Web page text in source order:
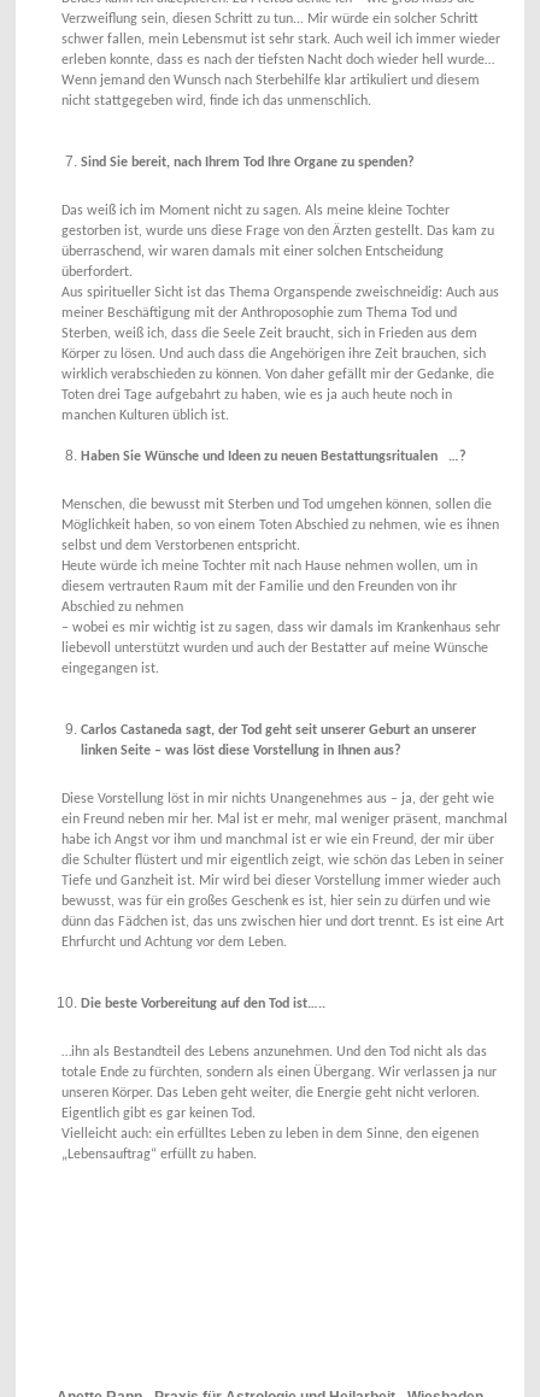
Verzweiflung sein, diesen Schritt zu tun... Mir würde ein solcher Schritt
schwer fallen, mein Lebensmut ist sehr stark. Auch weil ich immer wieder
erleben konnte, dass es nach der tiefsten Nacht doch wieder hell wurde…
Wenn jemand den Wunsch nach Sterbehilfe klar artikuliert und diesem
nicht stattgegeben wird, finde ich das unmenschlich.
Sind Sie bereit, nach Ihrem Tod Ihre Organe zu spenden?
Das weiß ich im Moment nicht zu sagen. Als meine kleine Tochter
gestorben ist, wurde uns diese Frage von den Ärzten gestellt. Das kam zu
überraschend, wir waren damals mit einer solchen Entscheidung
überfordert.
Aus spiritueller Sicht ist das Thema Organspende zweischneidig: Auch aus
meiner Beschäftigung mit der Anthroposophie zum Thema Tod und
Sterben, weiß ich, dass die Seele Zeit braucht, sich in Frieden aus dem
Körper zu lösen. Und auch dass die Angehörigen ihre Zeit brauchen, sich
wirklich verabschieden zu können. Von daher gefällt mir der Gedanke, die
Toten drei Tage aufgebahrt zu haben, wie es ja auch heute noch in
manchen Kulturen üblich ist.
Haben Sie Wünsche und Ideen zu neuen Bestattungsritualen …?
Menschen, die bewusst mit Sterben und Tod umgehen können, sollen die
Möglichkeit haben, so von einem Toten Abschied zu nehmen, wie es ihnen
selbst und dem Verstorbenen entspricht.
Heute würde ich meine Tochter mit nach Hause nehmen wollen, um in
diesem vertrauten Raum mit der Familie und den Freunden von ihr
Abschied zu nehmen
– wobei es mir wichtig ist zu sagen, dass wir damals im Krankenhaus sehr
liebevoll unterstützt wurden und auch der Bestatter auf meine Wünsche
eingegangen ist.
Carlos Castaneda sagt, der Tod geht seit unserer Geburt an unserer
linken Seite – was löst diese Vorstellung in Ihnen aus?
Diese Vorstellung löst in mir nichts Unangenehmes aus – ja, der geht wie
ein Freund neben mir her. Mal ist er mehr, mal weniger präsent, manchmal
habe ich Angst vor ihm und manchmal ist er wie ein Freund, der mir über
die Schulter flüstert und mir eigentlich zeigt, wie schön das Leben in seiner
Tiefe und Ganzheit ist. Mir wird bei dieser Vorstellung immer wieder auch
bewusst, was für ein großes Geschenk es ist, hier sein zu dürfen und wie
dünn das Fädchen ist, das uns zwischen hier und dort trennt. Es ist eine Art
Ehrfurcht und Achtung vor dem Leben.
Die beste Vorbereitung auf den Tod ist…..
…ihn als Bestandteil des Lebens anzunehmen. Und den Tod nicht als das
totale Ende zu fürchten, sondern als einen Übergang. Wir verlassen ja nur
unseren Körper. Das Leben geht weiter, die Energie geht nicht verloren.
Eigentlich gibt es gar keinen Tod.
Vielleicht auch: ein erfülltes Leben zu leben in dem Sinne, den eigenen
„Lebensauftrag“ erfüllt zu haben.